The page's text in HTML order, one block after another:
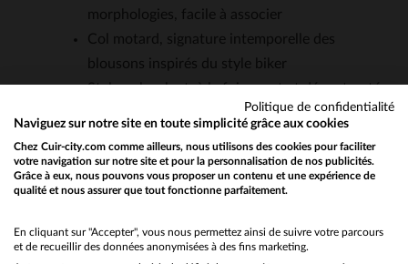
morphologies, facile à associer
Col motard, signature intemporelle des
blousons inspirés du style biker
Style polyvalent, à la fois sport et décontracté,
pour cuir délicat
alliant savoir-faire et exigence de qualité="faq-
itemtype="https://schema.org/Question">
Quelle est l'épaisseur du cuir de mouton utilisé
Would you like to be redirected to our English site?
No
Politique de confidentialité
Naviguez sur notre site en toute simplicité grâce aux cookies
Chez Cuir-city.com comme ailleurs, nous utilisons des cookies pour faciliter
votre navigation sur notre site et pour la personnalisation de nos publicités.
Grâce à eux, nous pouvons vous proposer un contenu et une expérience de
qualité et nous assurer que tout fonctionne parfaitement.
En cliquant sur "Accepter", vous nous permettez ainsi de suivre votre parcours
et de recueillir des données anonymisées à des fins marketing.